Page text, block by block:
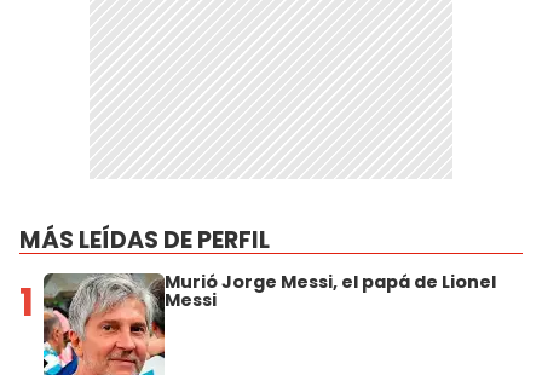
MÁS LEÍDAS DE PERFIL
1 Murió Jorge Messi, el papá de Lionel
Messi